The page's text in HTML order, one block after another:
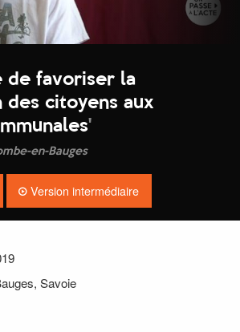
de favoriser la
des citoyens aux
'
en-Bauges
Version intermédiaire
Savoie